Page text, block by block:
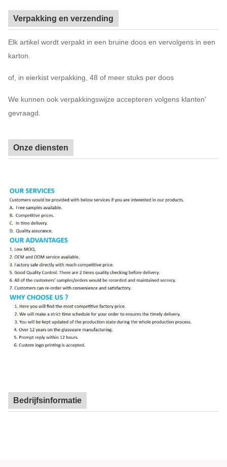
Verpakking en verzending
Elk artikel wordt verpakt in een bruine doos en vervolgens in een
karton.
of, in eierkist verpakking, 48 of meer stuks per doos
We kunnen ook verpakkingswijze accepteren volgens klanten'
gevraagd.
Onze diensten
Bedrijfsinformatie